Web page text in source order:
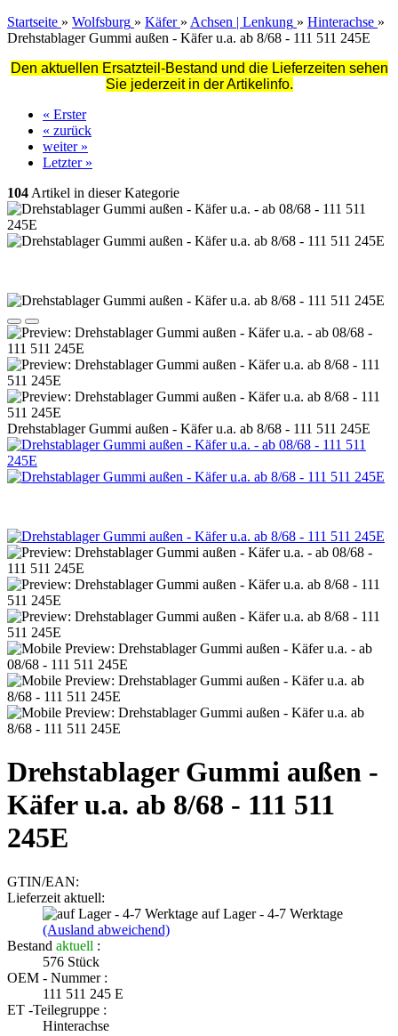
Startseite » Wolfsburg » Käfer » Achsen | Lenkung » Hinterachse »
Drehstablager Gummi außen - Käfer u.a. ab 8/68 - 111 511 245E
Den aktuellen Ersatzteil-Bestand und die Lieferzeiten sehen
Sie jederzeit in der Artikelinfo.
« Erster
« zurück
weiter »
Letzter »
104 Artikel in dieser Kategorie
Drehstablager Gummi außen - Käfer u.a. ab 8/68 - 111 511 245E
Drehstablager Gummi außen -
Käfer u.a. ab 8/68 - 111 511
245E
GTIN/EAN:
Lieferzeit aktuell:
auf Lager - 4-7 Werktage
(Ausland abweichend)
Bestand aktuell :
576 Stück
OEM - Nummer :
111 511 245 E
ET -Teilegruppe :
Hinterachse